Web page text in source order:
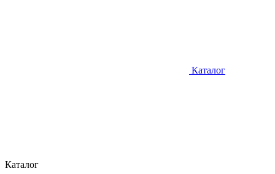
Каталог
Каталог